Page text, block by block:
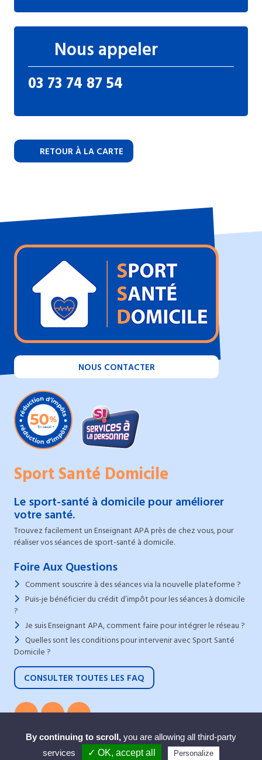
Nous appeler
03 73 74 87 54
RETOUR À LA CARTE
NOUS CONTACTER
Sport Santé Domicile
Le sport-santé à domicile pour améliorer
votre santé.
Trouvez facilement un Enseignant APA près de chez vous, pour
réaliser vos séances de sport-santé à domicile.
Foire Aux Questions
Comment souscrire à des séances via la nouvelle plateforme ?
Puis-je bénéficier du crédit d’impôt pour les séances à domicile
?
Je suis Enseignant APA, comment faire pour intégrer le réseau ?
Quelles sont les conditions pour intervenir avec Sport Santé
Domicile ?
CONSULTER TOUTES LES FAQ
2022 - 2026 © Sport Santé Domicile, Tous droits réservés |
Mentions légales- CGV
By continuing to scroll, you are allowing all third-party
services
✓ OK, accept all Personalize